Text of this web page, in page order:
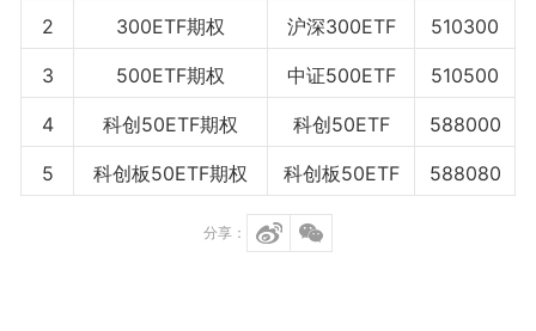
2 300ETF期权 沪深300ETF 510300
3 500ETF期权 中证500ETF 510500
4 科创50ETF期权 科创50ETF 588000
5 科创板50ETF期权 科创板50ETF 588080
分享：